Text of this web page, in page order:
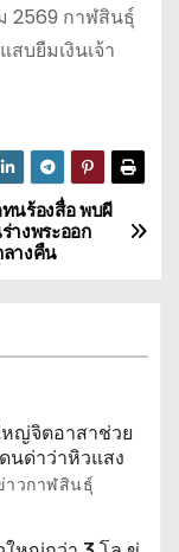
2569 กาฬสินธุ์
บยืมเงินเจ้า
นร้องสื่อ พบผี
างพระออก
างคืน
ญ่จิตอาสาช่วย
นด่าว่าหิวแสง
าวกาฬสินธุ์